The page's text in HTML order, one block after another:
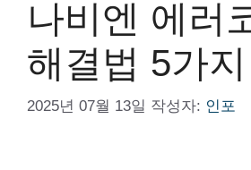
나비엔 에러
해결법 5가지
2025년 07월 13일 작성자: 인포